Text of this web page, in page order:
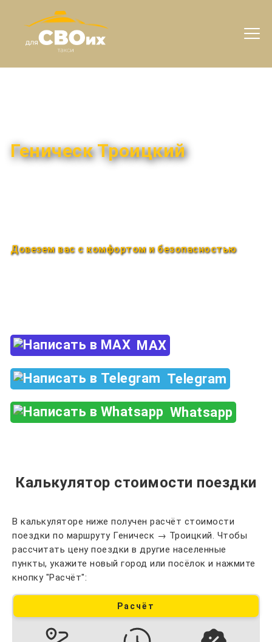
Геническ Троицкий
Довезем вас с комфортом и безопасностью
MAX
Telegram
Whatsapp
Калькулятор стоимости поездки
В калькуляторе ниже получен расчёт стоимости
поездки по маршруту Геническ → Троицкий. Чтобы
рассчитать цену поездки в другие населенные
пункты, укажите новый город или посёлок и нажмите
кнопку "Расчёт":
Расчёт